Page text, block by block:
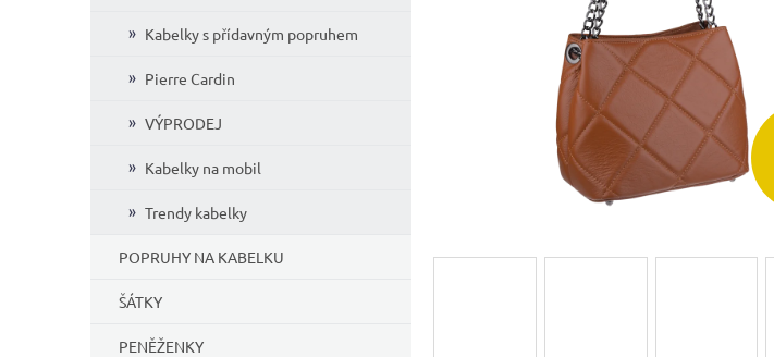
Kabelky s přídavným popruhem
Pierre Cardin
VÝPRODEJ
Kabelky na mobil
Trendy kabelky
POPRUHY NA KABELKU
ŠÁTKY
PENĚŽENKY